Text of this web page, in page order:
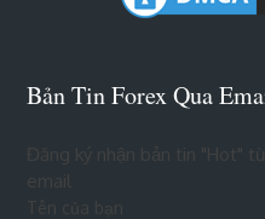
Bản Tin Forex Qua
Đăng ký nhận bản tin "Hot"
Tên của bạn